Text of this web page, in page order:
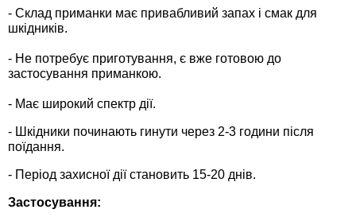
- Склад приманки має привабливий запах і смак для
шкідників.
- Не потребує приготування, є вже готовою до
застосування приманкою.
- Має широкий спектр дії.
- Шкідники починають гинути через 2-3 години після
поїдання.
- Період захисної дії становить 15-20 днів.
Застосування:
Семена сидератов
Семена газонной травы
Семена тыквы, патиссона
Семена укропа
Средства защиты от мух
Средства защиты от кротов
Средства защиты от грызунов
Препараты для септиков, выгребных ям и